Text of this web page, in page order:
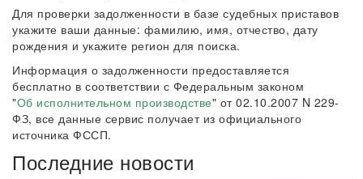
Для проверки задолженности в базе судебных приставов
укажите ваши данные: фамилию, имя, отчество, дату
рождения и укажите регион для поиска.
Информация о задолженности предоставляется
бесплатно в соответствии с Федеральным законом
"Об исполнительном производстве" от 02.10.2007 N 229-
ФЗ, все данные сервис получает из официального
источника ФССП.
Последние новости